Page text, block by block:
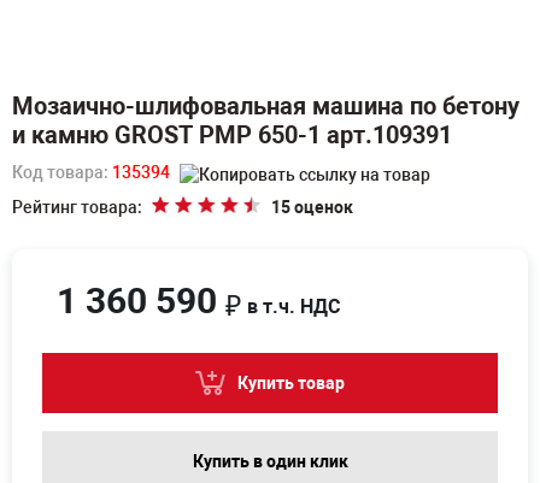
Мозаично-шлифовальная машина по бетону
и камню GROST PMP 650-1 арт.109391
Код товара: 135394
Рейтинг товара:
15 оценок
1 360 590 ₽ в т.ч. НДС
Купить товар
Купить в один клик